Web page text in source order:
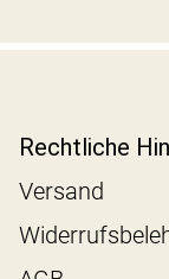
Rechtliche
Versand